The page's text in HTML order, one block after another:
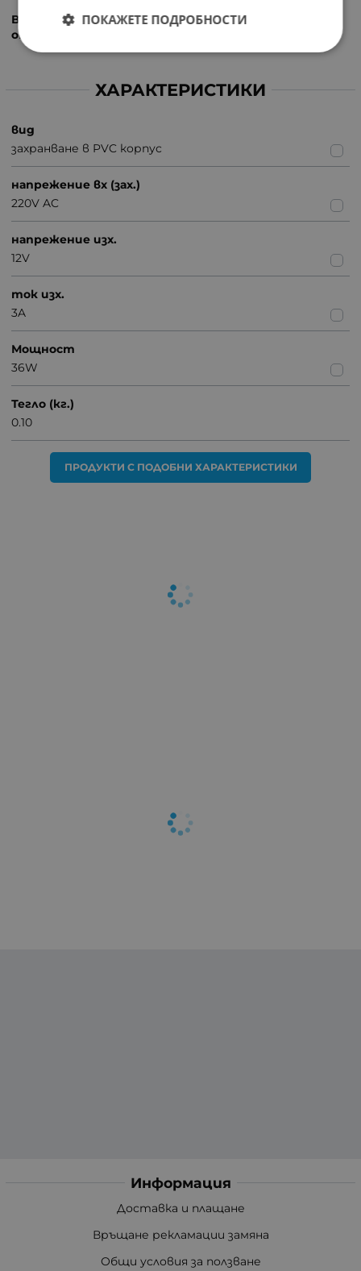
Внимание: Всички посочени характеристики се
отнасят за пасивен товар.
ХАРАКТЕРИСТИКИ
вид
захранване в PVC корпус
напрежение вх (зах.)
220V AC
напрежение изх.
12V
ток изх.
3A
Мощност
36W
Тегло (кг.)
0.10
ПРОДУКТИ С ПОДОБНИ ХАРАКТЕРИСТИКИ
Информация
Доставка и плащане
Връщане рекламации замяна
Общи условия за ползване
ПОКАЖЕТЕ ПОДРОБНОСТИ